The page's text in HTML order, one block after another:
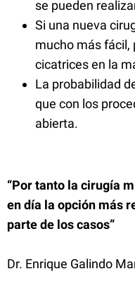
se pueden
Si una nueva
mucho más fácil,
cicatrices en la
La probabilidad
que con los
abierta.
“Por tanto la cirugía
en día la opción más
parte de los casos”
Dr. Enrique Galindo